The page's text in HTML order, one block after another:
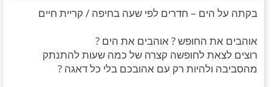
בקתה על הים – חדרים לפי שעה בחיפה / קריית חיים
אוהבים את החופש ? אוהבים את הים ?
רוצים לצאת לחופשה קצרה של כמה שעות להתנתק
מהסביבה ולהיות רק עם אהובכם בלי כל דאגה ?